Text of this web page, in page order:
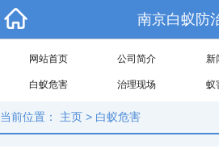
南京白蚁防
网站首页 公司简介 新
白蚁危害 治理现场 蚁
当前位置： 主页 > 白蚁危害